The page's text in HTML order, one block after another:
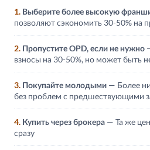
1. Выберите более высокую
позволяют сэкономить 30-50% на
2. Пропустите OPD, если не нужно
взносы на 30-50%, но может быть
3. Покупайте молодыми — Более
без проблем с предшествующими
4. Купить через брокера — Та же
сразу